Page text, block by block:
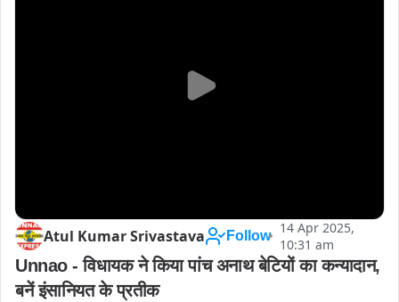
Atul Kumar Srivastava Follow
14 Apr 2025,
10:31 am
Unnao - विधायक ने किया पांच अनाथ बेटियों का कन्यादान,
बनें इंसानियत के प्रतीक